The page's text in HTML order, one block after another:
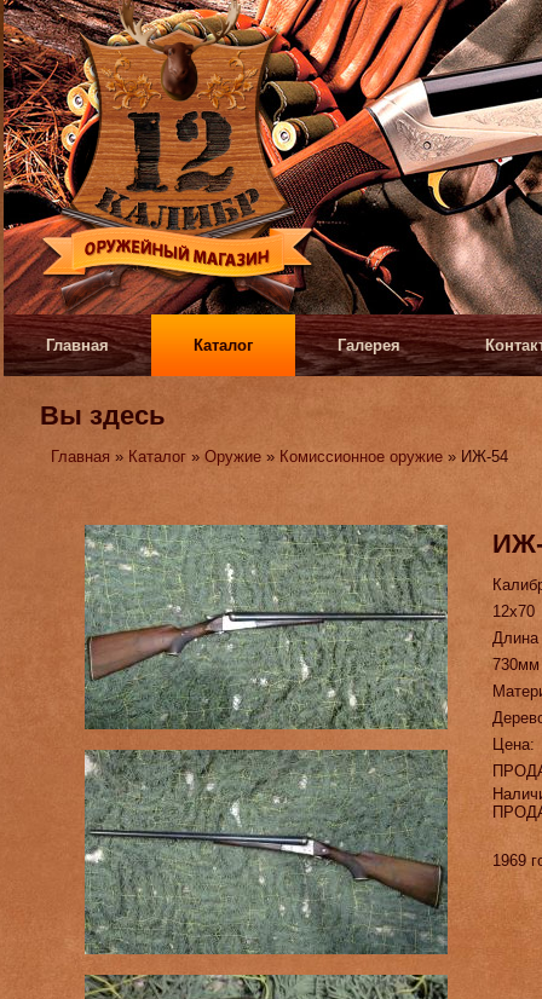
Главная Каталог Галерея
Вы здесь
Главная » Каталог »Оружие » Комиссионное оружие » ИЖ-54
12х70
730мм
Цена:
1969